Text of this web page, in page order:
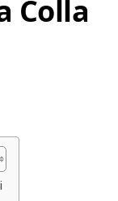
Colla